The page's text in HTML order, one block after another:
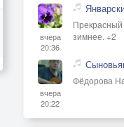
вчера
20:36
Прекрасный
зимнее. +2
вчера
20:22
Фёдорова